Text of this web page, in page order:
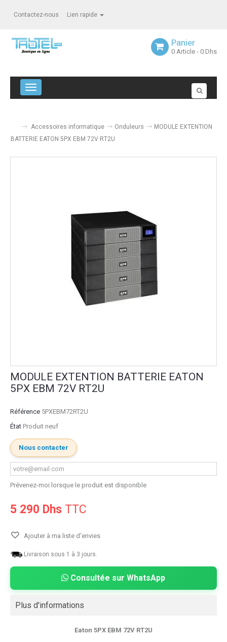
Contactez-nous Lien rapide
Panier
0 Article - 0 Dhs
Navigation bascule
Accessoires informatique Onduleurs
MODULE EXTENTION
BATTERIE EATON 5PX EBM 72V RT2U
MODULE EXTENTION BATTERIE EATON
5PX EBM 72V RT2U
Référence 5PXEBM72RT2U
État Produit neuf
Nous contacter
Prévenez-moi lorsque le produit est disponible
5 290 Dhs TTC
Ajouter à ma liste d'envies
Livraison sous 1 à 3 jours.
Consultée sur WhatsApp
Plus d'informations
Eaton 5PX EBM 72V RT2U